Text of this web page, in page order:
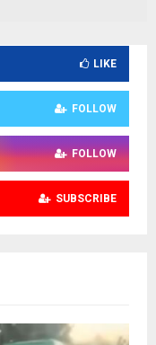
LIKE
FOLLOW
FOLLOW
SUBSCRIBE